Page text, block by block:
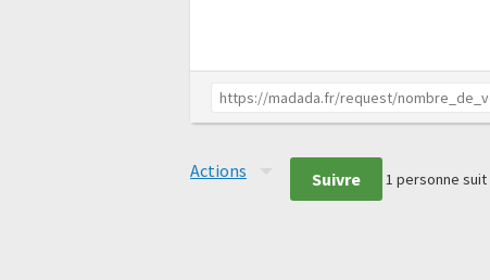
Actions Suivre 1 personne suit